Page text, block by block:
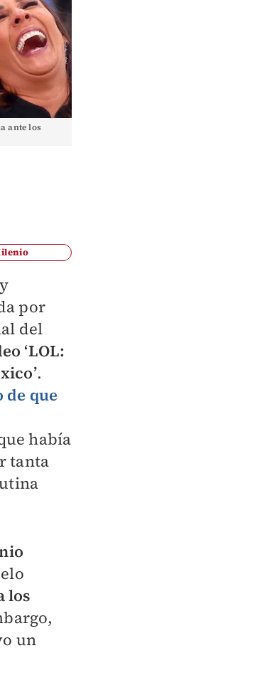
ante los
por
del
‘LOL:
.
de que
había
tanta
los
un